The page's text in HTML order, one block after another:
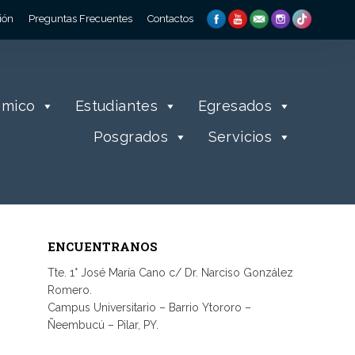
Preguntas Frecuentes Contactos
Estudiantes
Egresados
Posgrados
Servicios
ENCUENTRANOS
Tte. 1° José María Cano c/ Dr. Narciso González
Romero.
Campus Universitario – Barrio Ytororo –
Ñeembucú – Pilar, PY.